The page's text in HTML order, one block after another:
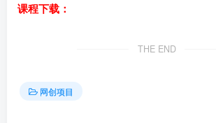
课程下载：
THE END
网创项目